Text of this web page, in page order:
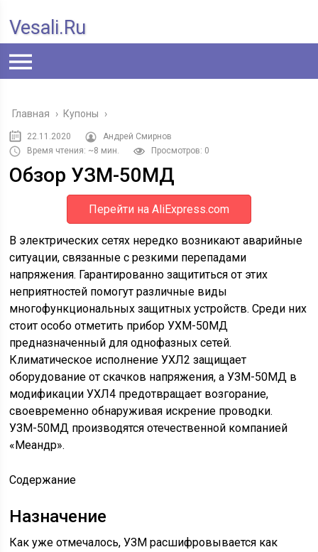
Vesali.ru
Главная › Купоны ›
22.11.2020
Андрей Смирнов
Время чтения: ~8 мин.
Просмотров: 0
Обзор УЗМ-50МД
Перейти на AliExpress.com
В электрических сетях нередко возникают аварийные
ситуации, связанные с резкими перепадами
напряжения. Гарантированно защититься от этих
неприятностей помогут различные виды
многофункциональных защитных устройств. Среди них
стоит особо отметить прибор УХМ-50МД
предназначенный для однофазных сетей.
Климатическое исполнение УХЛ2 защищает
оборудование от скачков напряжения, а УЗМ-50МД в
модификации УХЛ4 предотвращает возгорание,
своевременно обнаруживая искрение проводки.
УЗМ-50МД производятся отечественной компанией
«Меандр».
Содержание
Назначение
Как уже отмечалось, УЗМ расшифровывается как